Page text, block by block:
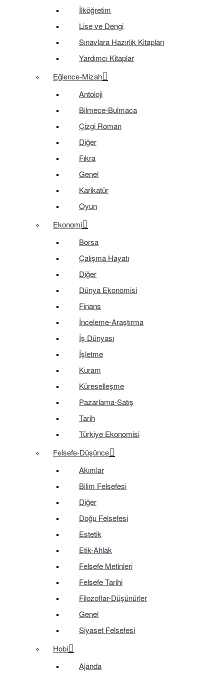
İlköğretim
Lise ve Dengi
Sınavlara Hazırlık Kitapları
Yardımcı Kitaplar
Eğlence-Mizah
Antoloji
Bilmece-Bulmaca
Çizgi Roman
Diğer
Fıkra
Genel
Karikatür
Oyun
Ekonomi
Borsa
Çalışma Hayatı
Diğer
Dünya Ekonomisi
Finans
İnceleme-Araştırma
İş Dünyası
İşletme
Kuram
Küreselleşme
Pazarlama-Satış
Tarih
Türkiye Ekonomisi
Felsefe-Düşünce
Akımlar
Bilim Felsefesi
Diğer
Doğu Felsefesi
Estetik
Etik-Ahlak
Felsefe Metinleri
Felsefe Tarihi
Filozoflar-Düşünürler
Genel
Siyaset Felsefesi
Hobi
Ajanda